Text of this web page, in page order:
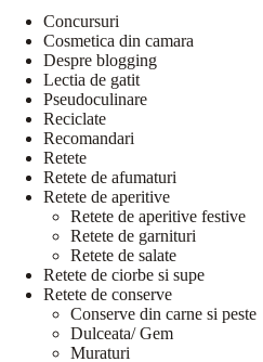
Concursuri
Cosmetica din camara
Despre blogging
Lectia de gatit
Pseudoculinare
Reciclate
Recomandari
Retete
Retete de afumaturi
Retete de aperitive
Retete de aperitive festive
Retete de garnituri
Retete de salate
Retete de ciorbe si supe
Retete de conserve
Conserve din carne si peste
Dulceata/ Gem
Muraturi